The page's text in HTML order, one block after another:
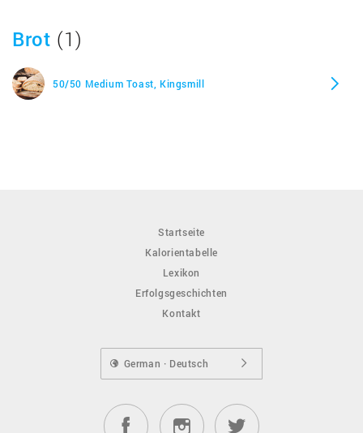
Brot (1)
50/50 Medium Toast, Kingsmill
Startseite
Kalorientabelle
Lexikon
Erfolgsgeschichten
Kontakt
German · Deutsch